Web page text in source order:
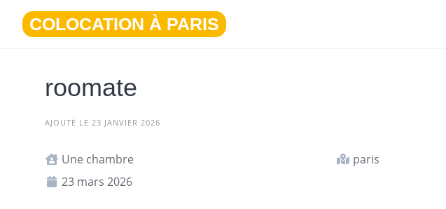
contenu
COLOCATION À PARIS
roomate
AJOUTÉ LE 23 JANVIER 2026
Une chambre
paris
23 mars 2026